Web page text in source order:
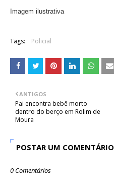
Imagem ilustrativa
Tags: Policial
ANTIGOS
Pai encontra bebê morto
dentro do berço em Rolim de
Moura
POSTAR UM COMENTÁRIO
0 Comentários